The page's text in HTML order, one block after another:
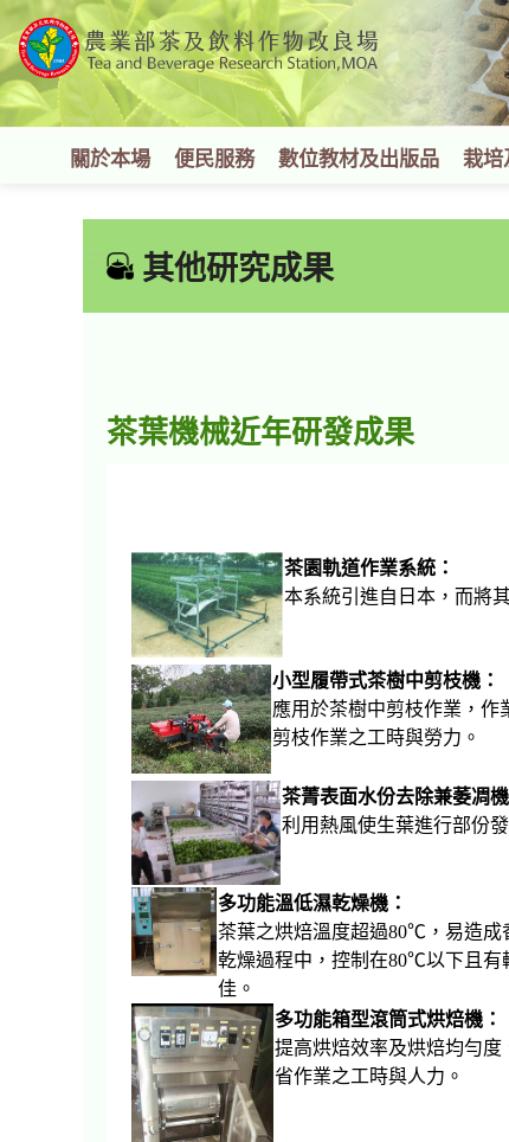
到
主
要
內
關於本場 便民服務 數位教材及出版品 栽培
::: 其他研究成果
茶葉機械近年研發成果
茶園軌道作業系統：
本系統引進自日本，
小型履帶式茶樹中剪枝機：
應用於茶樹中剪枝作業，作
剪枝作業之工時與勞力。
茶菁表面水份去除兼萎凋機
利用熱風使生葉進行部份
多功能溫低濕乾燥機：
茶葉之烘焙溫度超過80℃，易造成
乾燥過程中，控制在80℃以下且有
佳。
多功能箱型滾筒式烘焙機：
提高烘焙效率及烘焙均勻
省作業之工時與人力。